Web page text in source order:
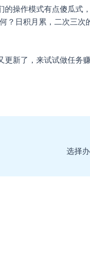
操作模式有点傻瓜式
？日积月累，二次三次
新了，来试试做任务
选择